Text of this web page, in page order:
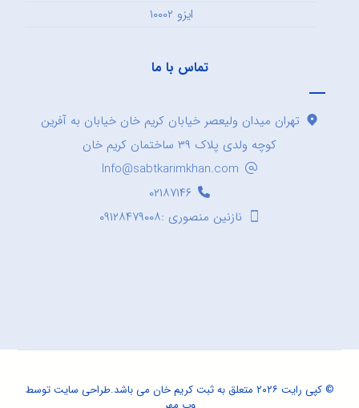
ایزو ۱۰۰۰۲
تماس با ما
تهران میدان ولیعصر خیابان کریم خان خیابان به آفرین
کوچه ولدی پلاک ۳۹ ساختمان کریم خان
Info@sabtkarimkhan.com
۰۲۱۸۷۱۴۶
نازنین منصوری :۰۹۱۲۸۴۷۹۰۰۸
© کپی رایت ۲۰۲۶ متعلق به ثبت کریم خان می باشد. طراحی سایتتوسط